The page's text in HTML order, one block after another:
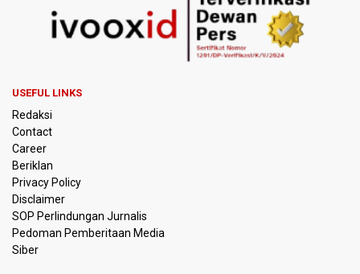
Lawan Vietnam 3-2
Kebakaran Landa Gedung Bapenda DKI Jakarta
PSSI Evaluasi TImnas Indonesia Setelah Gagal Tembus
Ditahan Imbang Singapura 1-1
Pemerintah Matangkan Rencana Pembaruan Buku Ajar
Nasional
Pendakian Gunung Gede Pangrango Ditutup karena
USEFUL LINKS
Redaksi
Contact
Career
Beriklan
Privacy Policy
Disclaimer
SOP Perlindungan Jurnalis
Pedoman Pemberitaan Media
Siber